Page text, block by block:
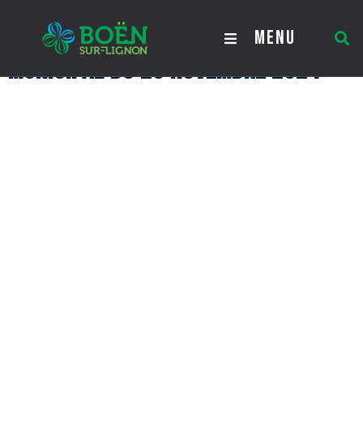
MENU
Procès verbal du Conseil
Municipal du 25 novembre 2024